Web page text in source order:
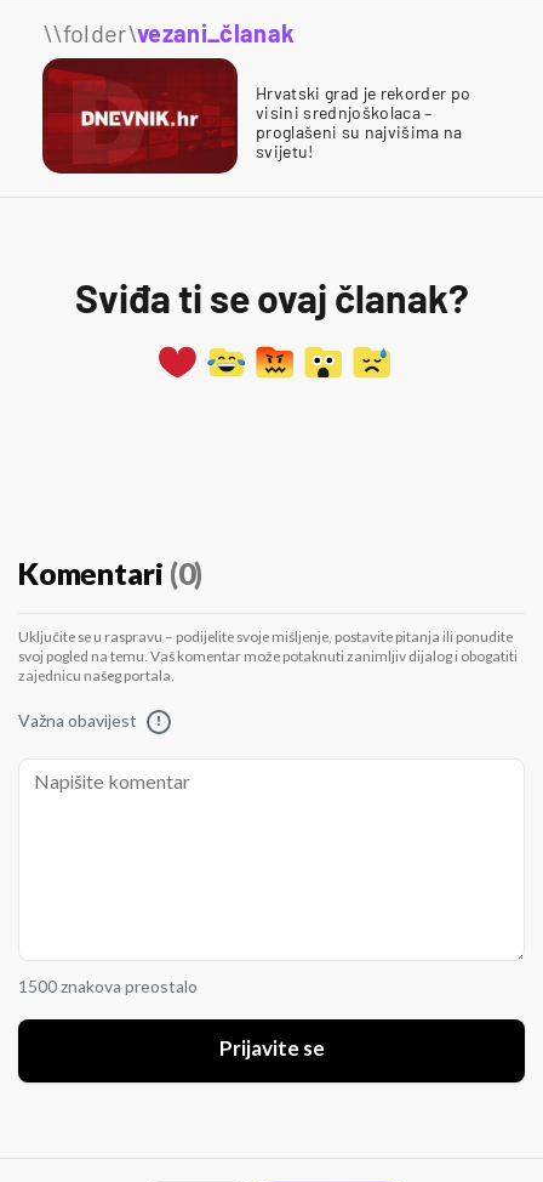
\\folder\vezani_članak
Hrvatski grad je rekorder po
visini srednjoškolaca –
proglašeni su najvišima na
svijetu!
Sviđa ti se ovaj članak?
Komentari (0)
Uključite se u raspravu – podijelite svoje mišljenje, postavite pitanja ili ponudite
svoj pogled na temu. Vaš komentar može potaknuti zanimljiv dijalog i obogatiti
zajednicu našeg portala.
Važna obavijest !
1500 znakova preostalo
Prijavite se